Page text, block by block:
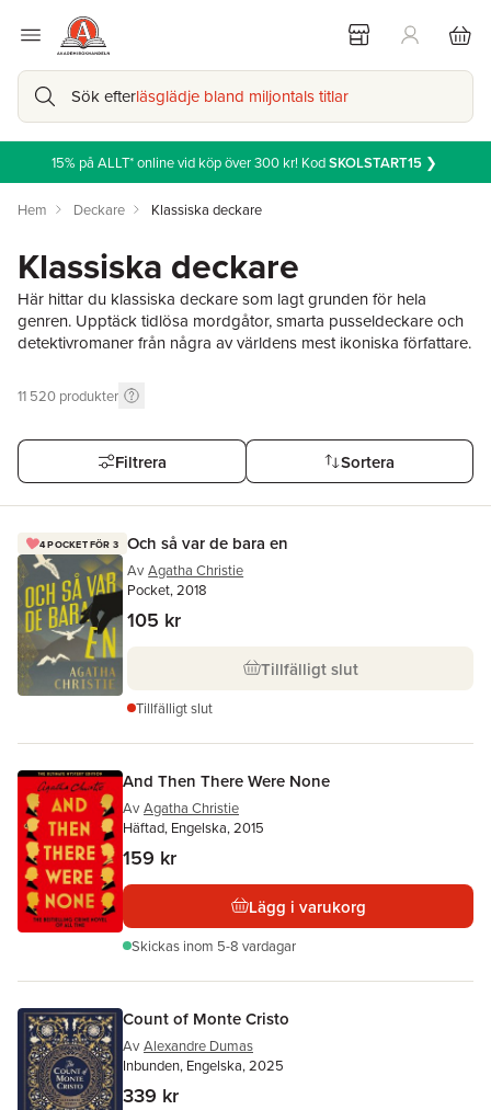
Sök efterläsglädje bland miljontals titlar
15% på ALLT* online vid köp över 300 kr! KodSKOLSTART15❯
Hem Deckare Klassiska deckare
Klassiska deckare
Här hittar du klassiska deckare som lagt grunden för hela
genren. Upptäck tidlösa mordgåtor, smarta pusseldeckare och
detektivromaner från några av världens mest ikoniska författare.
berättelser som aldrig går ut tiden.
11 520 produkter
Filtrera Sortera
4 POCKET FÖR 3 Och så var de bara en
Av Agatha Christie
Pocket, 2018
105 kr
Tillfälligt slut
Tillfälligt slut
And Then There Were None
Av Agatha Christie
Häftad, Engelska, 2015
159 kr
Lägg i varukorg
Skickas inom 5-8 vardagar
Count of Monte Cristo
Av Alexandre Dumas
Inbunden, Engelska, 2025
339 kr